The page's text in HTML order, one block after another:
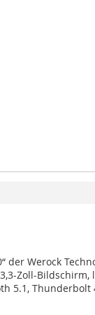
der Werock
Zoll-Bildschirm,
5.1, Thunderbolt